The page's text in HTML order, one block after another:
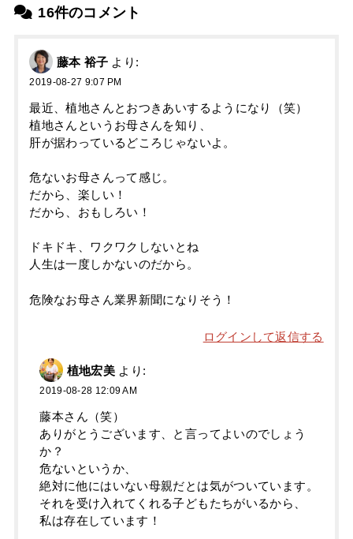
16件のコメント
藤本 裕子 より:
2019-08-27 9:07 PM
最近、植地さんとおつきあいするようになり（笑）
植地さんというお母さんを知り、
肝が据わっているどころじゃないよ。
危ないお母さんって感じ。
だから、楽しい！
だから、おもしろい！
ドキドキ、ワクワクしないとね
人生は一度しかないのだから。
危険なお母さん業界新聞になりそう！
ログインして返信する
植地宏美 より:
2019-08-28 12:09 AM
藤本さん（笑）
ありがとうございます、と言ってよいのでしょう
か？
危ないというか、
絶対に他にはいない母親だとは気がついています。
それを受け入れてくれる子どもたちがいるから、
私は存在しています！